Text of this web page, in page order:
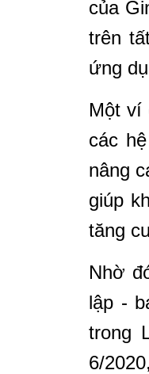
của
trên
ứng
Một ví
các
nâng
giúp
tăng
Nhờ
lập -
trong
6/